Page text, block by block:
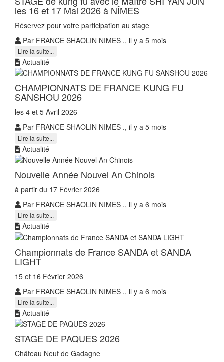
les 16 et 17 Mai 2026 à NÎMES
Réservez pour votre participation au stage
Par FRANCE SHAOLIN NIMES ., il y a 5 mois
Lire la suite...
Actualité
CHAMPIONNATS DE FRANCE KUNG FU
SANSHOU 2026
les 4 et 5 Avril 2026
Par FRANCE SHAOLIN NIMES ., il y a 5 mois
Lire la suite...
Actualité
Nouvelle Année Nouvel An Chinois
à partir du 17 Février 2026
Par FRANCE SHAOLIN NIMES ., il y a 6 mois
Lire la suite...
Actualité
Championnats de France SANDA et SANDA
LIGHT
15 et 16 Février 2026
Par FRANCE SHAOLIN NIMES ., il y a 6 mois
Lire la suite...
Actualité
STAGE DE PAQUES 2026
Château Neuf de Gadagne